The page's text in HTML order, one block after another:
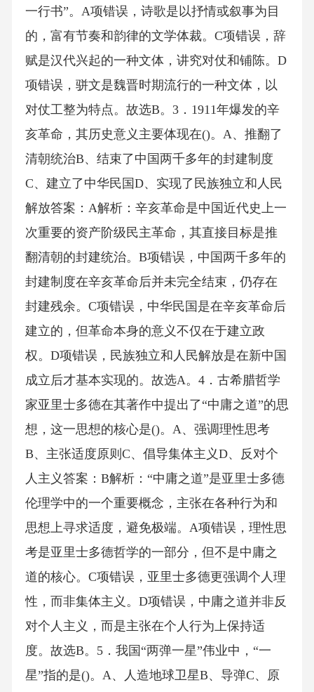
一行书”。A项错误，诗歌是以抒情或叙事为目
的，富有节奏和韵律的文学体裁。C项错误，辞
赋是汉代兴起的一种文体，讲究对仗和铺陈。D
项错误，骈文是魏晋时期流行的一种文体，以
对仗工整为特点。故选B。3．1911年爆发的辛
亥革命，其历史意义主要体现在()。A、推翻了
清朝统治B、结束了中国两千多年的封建制度
C、建立了中华民国D、实现了民族独立和人民
解放答案：A解析：辛亥革命是中国近代史上一
次重要的资产阶级民主革命，其直接目标是推
翻清朝的封建统治。B项错误，中国两千多年的
封建制度在辛亥革命后并未完全结束，仍存在
封建残余。C项错误，中华民国是在辛亥革命后
建立的，但革命本身的意义不仅在于建立政
权。D项错误，民族独立和人民解放是在新中国
成立后才基本实现的。故选A。4．古希腊哲学
家亚里士多德在其著作中提出了“中庸之道”的思
想，这一思想的核心是()。A、强调理性思考
B、主张适度原则C、倡导集体主义D、反对个
人主义答案：B解析：“中庸之道”是亚里士多德
伦理学中的一个重要概念，主张在各种行为和
思想上寻求适度，避免极端。A项错误，理性思
考是亚里士多德哲学的一部分，但不是中庸之
道的核心。C项错误，亚里士多德更强调个人理
性，而非集体主义。D项错误，中庸之道并非反
对个人主义，而是主张在个人行为上保持适
度。故选B。5．我国“两弹一星”伟业中，“一
星”指的是()。A、人造地球卫星B、导弹C、原